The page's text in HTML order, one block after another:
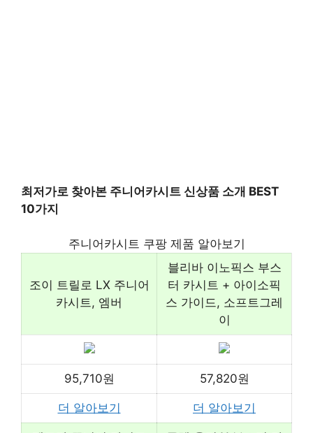
최저가로 찾아본 주니어카시트 신상품 소개 BEST
10가지
주니어카시트 쿠팡 제품 알아보기
조이 트릴로 LX 주니어
카시트, 엠버
블리바 이노픽스 부스
터 카시트 + 아이소픽
스 가이드, 소프트그레
이
95,710원 57,820원
더 알아보기 더 알아보기